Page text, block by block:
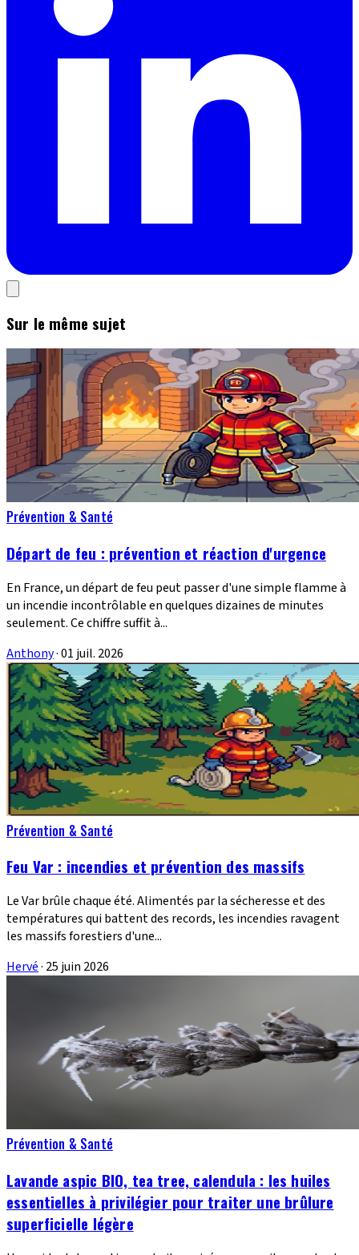
Sur le même sujet
Prévention & Santé
Départ de feu : prévention et réaction d'urgence
En France, un départ de feu peut passer d'une simple flamme à
un incendie incontrôlable en quelques dizaines de minutes
seulement. Ce chiffre suffit à...
Anthony·01 juil. 2026
Prévention & Santé
Feu Var : incendies et prévention des massifs
Le Var brûle chaque été. Alimentés par la sécheresse et des
températures qui battent des records, les incendies ravagent
les massifs forestiers d'une...
Hervé· 25 juin 2026
Prévention & Santé
Lavande aspic BIO, tea tree, calendula : les huiles
essentielles à privilégier pour traiter une brûlure
superficielle légère